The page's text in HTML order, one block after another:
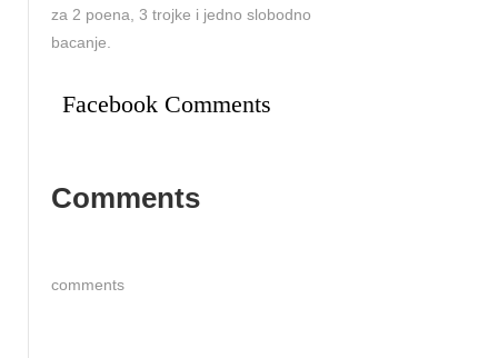
za 2 poena, 3 trojke i jedno slobodno
bacanje.
Facebook Comments
Comments
comments